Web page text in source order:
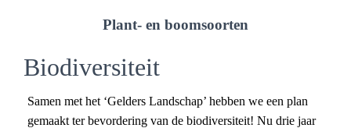
Plant- en boomsoorten
Biodiversiteit
Samen met het ‘Gelders Landschap’ hebben we een plan
gemaakt ter bevordering van de biodiversiteit! Nu drie jaar